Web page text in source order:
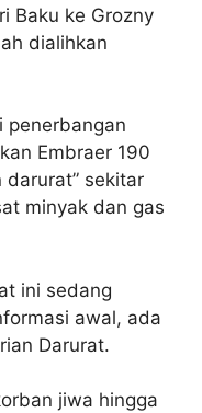
Baku ke Grozny
dialihkan
penerbangan
Embraer 190
darurat” sekitar
minyak dan gas
ini sedang
awal, ada
Darurat.
jiwa hingga